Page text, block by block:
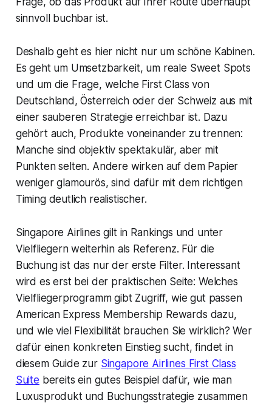
sinnvoll buchbar ist.
Deshalb geht es hier nicht nur um schöne Kabinen.
Es geht um Umsetzbarkeit, um reale Sweet Spots
und um die Frage, welche First Class von
Deutschland, Österreich oder der Schweiz aus mit
einer sauberen Strategie erreichbar ist. Dazu
gehört auch, Produkte voneinander zu trennen:
Manche sind objektiv spektakulär, aber mit
Punkten selten. Andere wirken auf dem Papier
weniger glamourös, sind dafür mit dem richtigen
Timing deutlich realistischer.
Singapore Airlines gilt in Rankings und unter
Vielfliegern weiterhin als Referenz. Für die
Buchung ist das nur der erste Filter. Interessant
wird es erst bei der praktischen Seite: Welches
Vielfliegerprogramm gibt Zugriff, wie gut passen
American Express Membership Rewards dazu,
und wie viel Flexibilität brauchen Sie wirklich? Wer
dafür einen konkreten Einstieg sucht, findet in
diesem Guide zur Singapore Airlines First Class
Suite bereits ein gutes Beispiel dafür, wie man
Luxusprodukt und Buchungsstrategie zusammen